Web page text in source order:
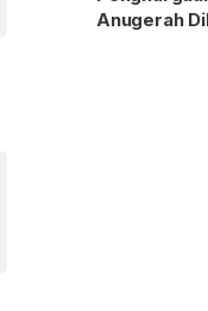
Anugerah